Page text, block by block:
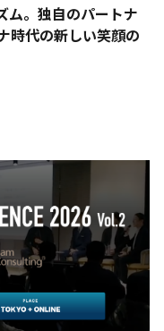
ム。独自のパートナ
時代の新しい笑顔の